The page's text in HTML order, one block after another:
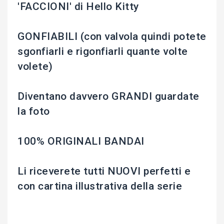
'FACCIONI' di Hello Kitty
GONFIABILI (con valvola quindi potete
sgonfiarli e rigonfiarli quante volte
volete)
Diventano davvero GRANDI guardate
la foto
100% ORIGINALI BANDAI
Li riceverete tutti NUOVI perfetti e
con cartina illustrativa della serie